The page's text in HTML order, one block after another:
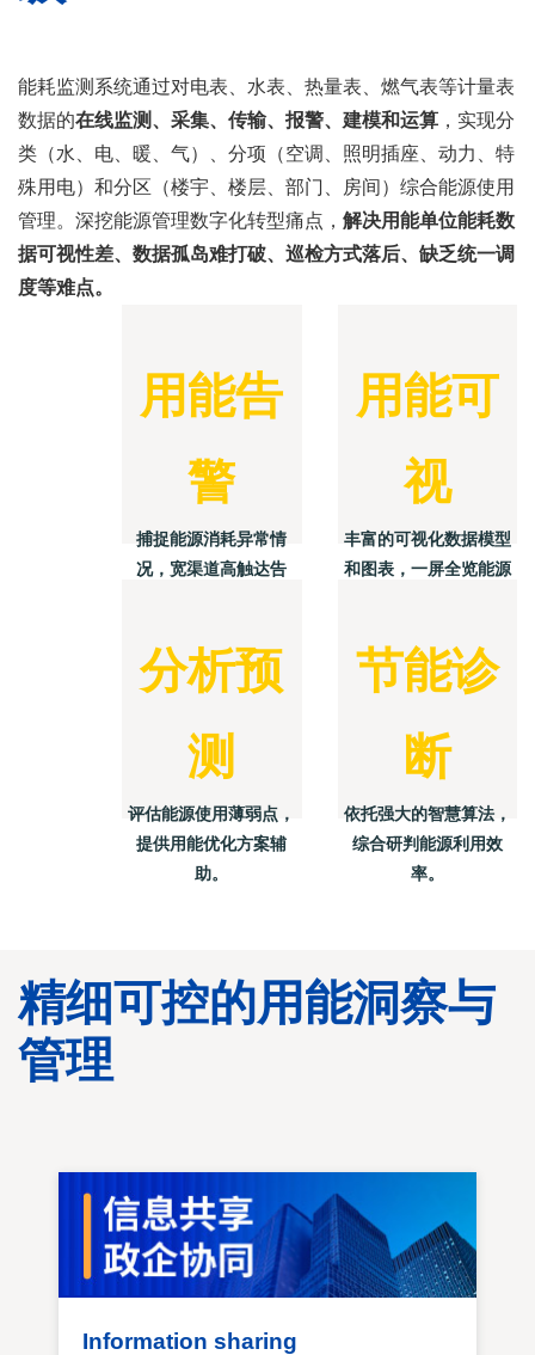
能耗监测系统通过对电表、水表、热量表、燃气表等计量表
数据的在线监测、采集、传输、报警、建模和运算 ，实现分
类（水、电、暖、气）、分项（空调、照明插座、动力、特
殊用电）和分区（楼宇、楼层、部门、房间）综合能源使用
管理。深挖能源管理数字化转型痛点， 解决用能单位能耗数
据可视性差、数据孤岛难打破、巡检方式落后、缺乏统一调
度等难点。
用能可
视
丰富的可视化数据模型
和图表，一屏全览能源
用能告
警
捕捉能源消耗异常情
况，宽渠道高触达告
节能诊
断
依托强大的智慧算法，
综合研判能源利用效
率。
分析预
测
评估能源使用薄弱点，
提供用能优化方案辅
助。
精细可控的用能洞察与
管理
Information sharing